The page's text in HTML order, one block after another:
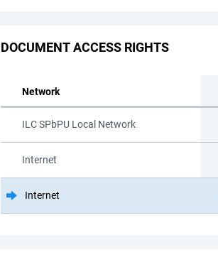
DOCUMENT ACCESS RIGHTS
Network
ILC SPbPU Local Network
Internet
Internet